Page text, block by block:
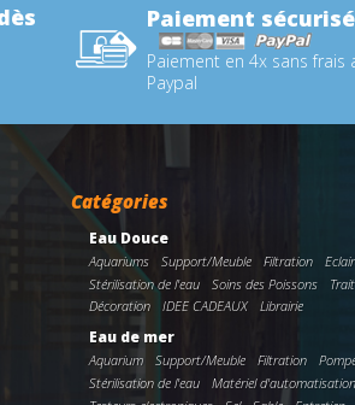
Paiement sécurisé
Paiement en 4x sans frais
Paypal
Catégories
Eau Douce
Aquariums Support/Meuble Filtration
Stérilisation de l'eau
Soins des Poissons
Décoration
IDEE CADEAUX Librairie
Eau de mer
Aquarium Support/Meuble Filtration
Stérilisation de l'eau
Matériel d'automatisation